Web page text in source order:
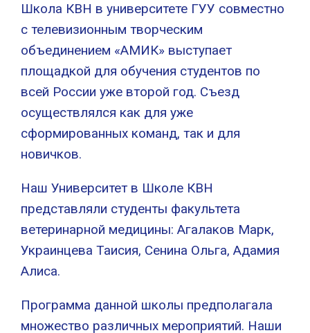
Школа КВН в университете ГУУ совместно
с телевизионным творческим
объединением «АМИК» выступает
площадкой для обучения студентов по
всей России уже второй год. Съезд
осуществлялся как для уже
сформированных команд, так и для
новичков.
Наш Университет в Школе КВН
представляли студенты факультета
ветеринарной медицины: Агалаков Марк,
Украинцева Таисия, Сенина Ольга, Адамия
Алиса.
Программа данной школы предполагала
множество различных мероприятий. Наши